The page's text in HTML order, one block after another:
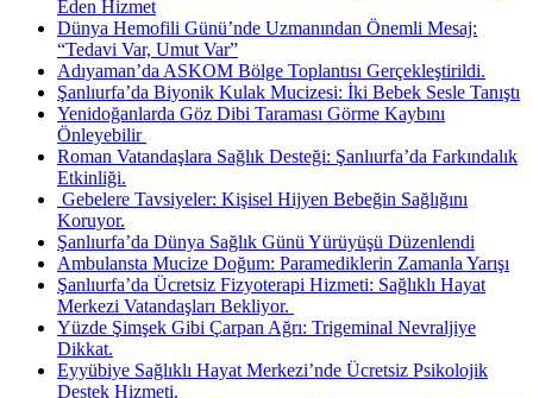
Eden Hizmet
Dünya Hemofili Günü’nde Uzmanından Önemli Mesaj:
“Tedavi Var, Umut Var”
Adıyaman’da ASKOM Bölge Toplantısı Gerçekleştirildi.
Şanlıurfa’da Biyonik Kulak Mucizesi: İki Bebek Sesle Tanıştı
Yenidoğanlarda Göz Dibi Taraması Görme Kaybını
Önleyebilir ​
Roman Vatandaşlara Sağlık Desteği: Şanlıurfa’da Farkındalık
Etkinliği.
​ Gebelere Tavsiyeler: Kişisel Hijyen Bebeğin Sağlığını
Koruyor.
Şanlıurfa’da Dünya Sağlık Günü Yürüyüşü Düzenlendi
Ambulansta Mucize Doğum: Paramediklerin Zamanla Yarışı
Şanlıurfa’da Ücretsiz Fizyoterapi Hizmeti: Sağlıklı Hayat
Merkezi Vatandaşları Bekliyor. ​
Yüzde Şimşek Gibi Çarpan Ağrı: Trigeminal Nevraljiye
Dikkat.
Eyyübiye Sağlıklı Hayat Merkezi’nde Ücretsiz Psikolojik
Destek Hizmeti.